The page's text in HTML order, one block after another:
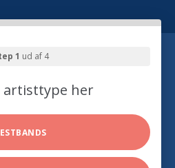
1 ud af 4
artisttype her